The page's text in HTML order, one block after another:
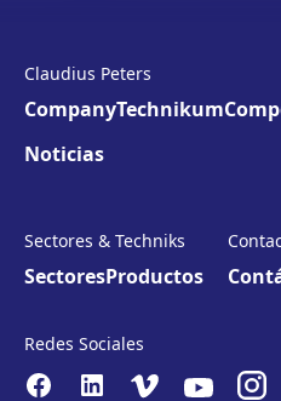
Claudius Peters
CompanyTechnikum
Noticias
Sectores & Techniks
SectoresProductos
Redes Sociales